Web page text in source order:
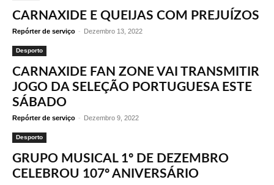
CARNAXIDE E QUEIJAS COM PREJUÍZOS
Repórter de serviço - Dezembro 13, 2022
Desporto
CARNAXIDE FAN ZONE VAI TRANSMITIR
JOGO DA SELEÇÃO PORTUGUESA ESTE
SÁBADO
Repórter de serviço - Dezembro 9, 2022
Desporto
GRUPO MUSICAL 1º DE DEZEMBRO
CELEBROU 107º ANIVERSÁRIO